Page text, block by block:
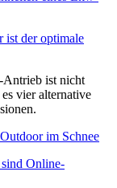
ist der optimale
ist nicht
vier alternative
Online-